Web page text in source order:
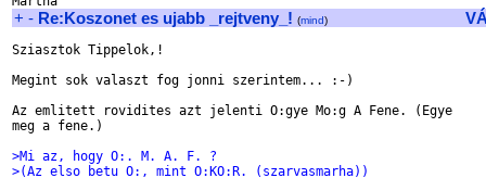
+ - Re:Koszonet es ujabb _rejtveny_! (mind)
Sziasztok Tippelok,!
Megint sok valaszt fog jonni szerintem... :-)
Az emlitett rovidites azt jelenti O:gye Mo:g A Fene. (Egye
meg a fene.)
>Mi az, hogy O:. M. A. F. ?
>(Az elso betu O:, mint O:KO:R. (szarvasmarha))